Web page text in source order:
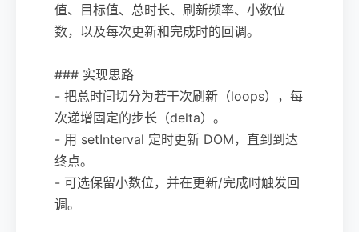
值、目标值、总时长、刷新频率、小数位
数，以及每次更新和完成时的回调。
### 实现思路
- 把总时间切分为若干次刷新（loops），每
次递增固定的步长（delta）。
- 用 setInterval 定时更新 DOM，直到到达
终点。
- 可选保留小数位，并在更新/完成时触发回
调。